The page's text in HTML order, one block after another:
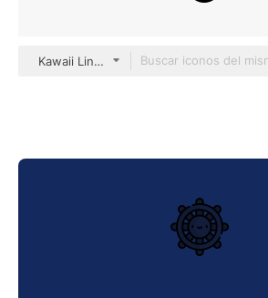
Kawaii Lineal color